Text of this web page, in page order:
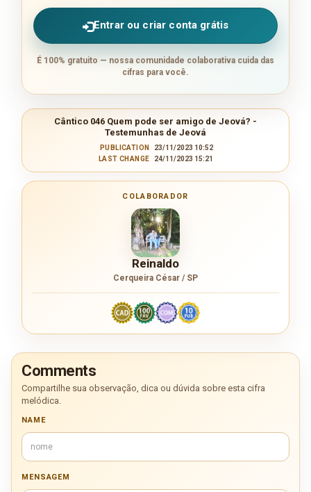
Entrar ou criar conta grátis
É 100% gratuito — nossa comunidade colaborativa cuida das
cifras para você.
Cântico 046 Quem pode ser amigo de Jeová? -
Testemunhas de Jeová
PUBLICATION
23/11/2023 10:52
LAST CHANGE
24/11/2023 15:21
COLABORADOR
Reinaldo
Cerqueira César / SP
Comments
Compartilhe sua observação, dica ou dúvida sobre esta cifra
melódica.
NAME
MENSAGEM